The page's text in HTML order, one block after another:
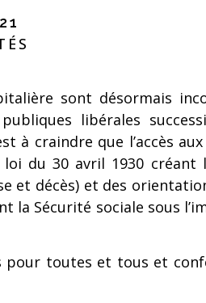
sont désormais
libérales
à craindre que l’accès
du 30 avril 1930 créant
et décès) et des
Sécurité sociale sous
pour toutes et tous et